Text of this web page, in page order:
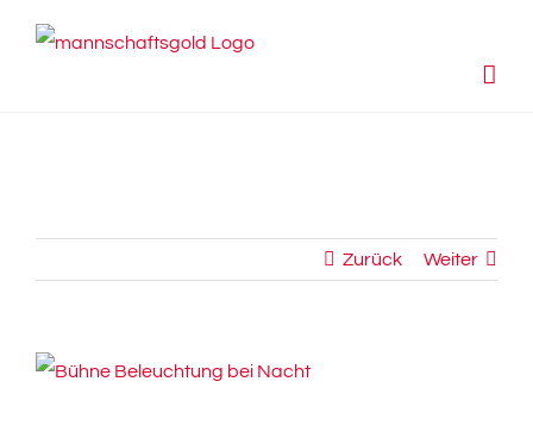
Zurück Weiter
View